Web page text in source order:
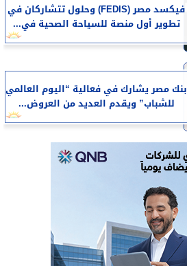
فيكسد مصر (FEDIS) وحلول تتشاركان في
تطوير أول منصة للسياحة الصحية في...
بنك مصر يشارك في فعالية “اليوم العالمي
للشباب” ويقدم العديد من العروض...